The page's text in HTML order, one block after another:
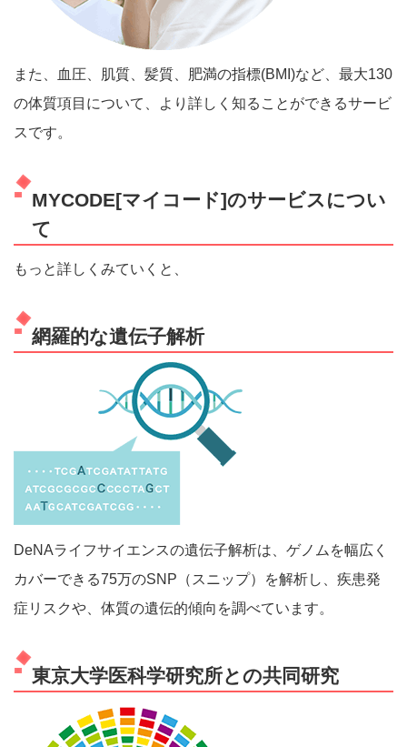
また、血圧、肌質、髪質、肥満の指標(BMI)など、最大130
の体質項目について、より詳しく知ることができるサービ
スです。
MYCODE[マイコード]のサービスについ
て
もっと詳しくみていくと、
網羅的な遺伝子解析
DeNAライフサイエンスの遺伝子解析は、ゲノムを幅広く
カバーできる75万のSNP（スニップ）を解析し、疾患発
症リスクや、体質の遺伝的傾向を調べています。
東京大学医科学研究所との共同研究